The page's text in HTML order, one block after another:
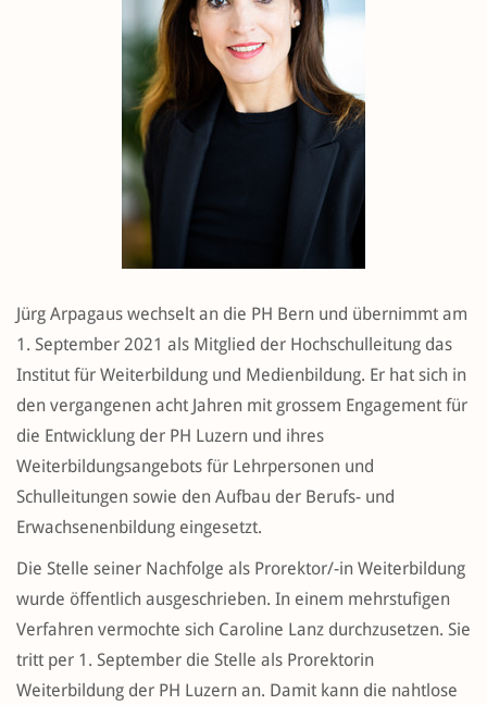
Jürg Arpagaus wechselt an die PH Bern und übernimmt am
1. September 2021 als Mitglied der Hochschulleitung das
Institut für Weiterbildung und Medienbildung. Er hat sich in
den vergangenen acht Jahren mit grossem Engagement für
die Entwicklung der PH Luzern und ihres
Weiterbildungsangebots für Lehrpersonen und
Schulleitungen sowie den Aufbau der Berufs- und
Erwachsenenbildung eingesetzt.
Die Stelle seiner Nachfolge als Prorektor/-in Weiterbildung
wurde öffentlich ausgeschrieben. In einem mehrstufigen
Verfahren vermochte sich Caroline Lanz durchzusetzen. Sie
tritt per 1. September die Stelle als Prorektorin
Weiterbildung der PH Luzern an. Damit kann die nahtlose